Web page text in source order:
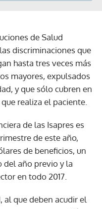
de Salud
discriminaciones que
hasta tres veces más
mayores, expulsados
y que sólo cubren en
realiza el paciente.
de las Isapres es
de este año,
de beneficios, un
del año previo y la
en todo 2017.
al que deben acudir el